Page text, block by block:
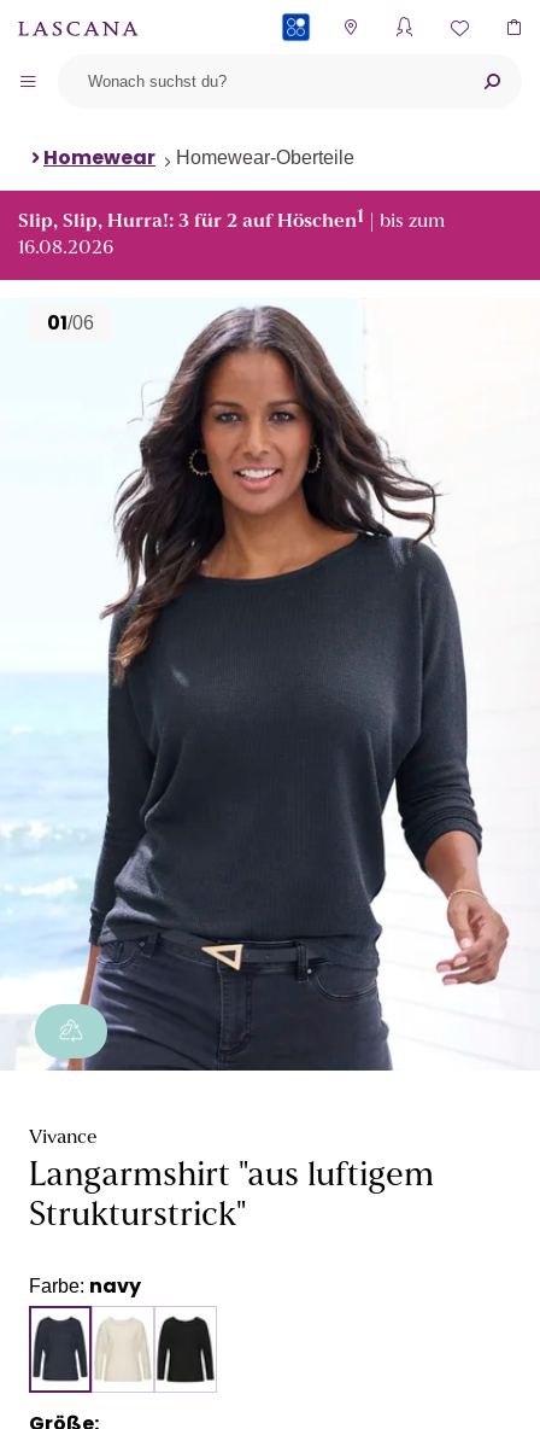
Homewear Homewear-Oberteile
Slip, Slip, Hurra!: 3 für 2 auf Höschen1 | bis zum
16.08.2026
01/06
Vivance
Langarmshirt "aus luftigem
Strukturstrick"
Farbe: navy
Größe: